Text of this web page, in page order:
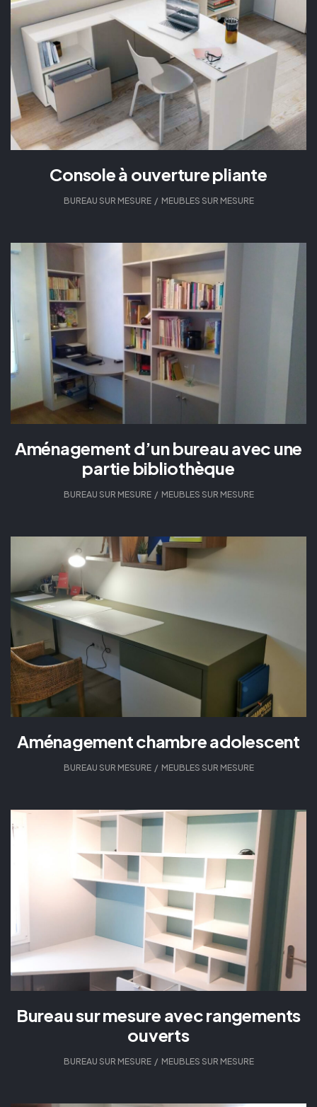
Console à ouverture pliante
BUREAU SUR MESURE, MEUBLES SUR MESURE
Aménagement d’un bureau avec une
partie bibliothèque
BUREAU SUR MESURE, MEUBLES SUR MESURE
Aménagement chambre adolescent
BUREAU SUR MESURE, MEUBLES SUR MESURE
Bureau sur mesure avec rangements
ouverts
BUREAU SUR MESURE, MEUBLES SUR MESURE